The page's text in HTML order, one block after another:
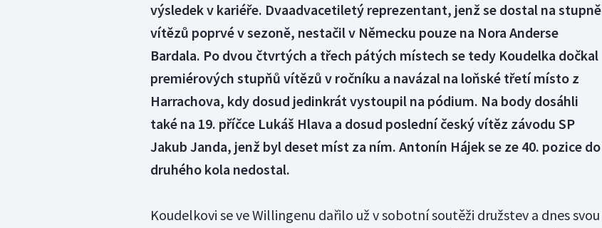
výsledek v kariéře. Dvaadvacetiletý reprezentant, jenž se dostal na stupně
vítězů poprvé v sezoně, nestačil v Německu pouze na Nora Anderse
Bardala. Po dvou čtvrtých a třech pátých místech se tedy Koudelka dočkal
premiérových stupňů vítězů v ročníku a navázal na loňské třetí místo z
Harrachova, kdy dosud jedinkrát vystoupil na pódium. Na body dosáhli
také na 19. příčce Lukáš Hlava a dosud poslední český vítěz závodu SP
Jakub Janda, jenž byl deset míst za ním. Antonín Hájek se ze 40. pozice do
druhého kola nedostal.
Koudelkovi se ve Willingenu dařilo už v sobotní soutěži družstev a dnes svou